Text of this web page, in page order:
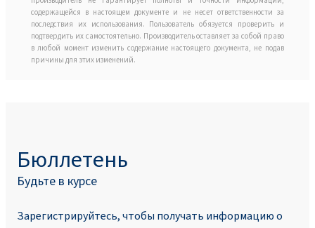
содержащейся в настоящем документе и не несет ответственности за
последствия их использования. Пользователь обязуется проверить и
подтвердить их самостоятельно. Производитель оставляет за собой право
в любой момент изменить содержание настоящего документа, не подав
причины для этих изменений.
Бюллетень
Будьте в курсе
Зарегистрируйтесь, чтобы получать информацию о